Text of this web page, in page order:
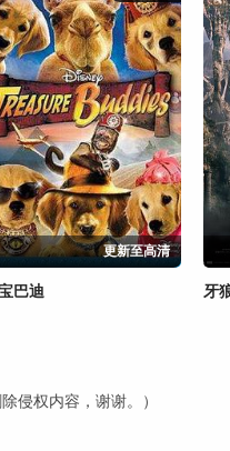
更新至高清
巴迪 牙
侵权内容，谢谢。）